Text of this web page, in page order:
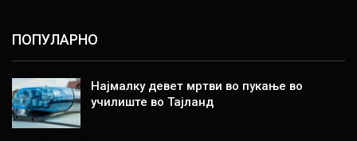
ПОПУЛАРНО
Најмалку девет мртви во пукање во
училиште во Тајланд